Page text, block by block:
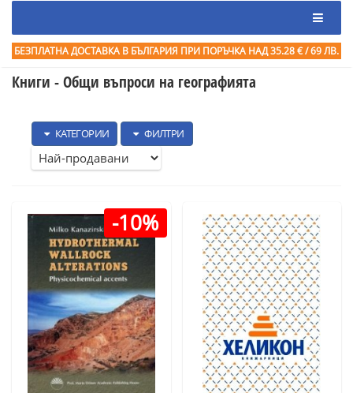
БЕЗПЛАТНА ДОСТАВКА В БЪЛГАРИЯ ПРИ ПОРЪЧКА НАД 35.28 € / 69 ЛВ.
Книги - Общи въпроси на географията
КАТЕГОРИИ ФИЛТРИ
-10%